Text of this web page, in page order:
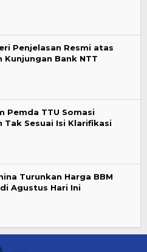
Penjelasan Resmi atas
Kunjungan Bank NTT
Pemda TTU Somasi
Tak Sesuai Isi Klarifikasi
Turunkan Harga BBM
Agustus Hari Ini